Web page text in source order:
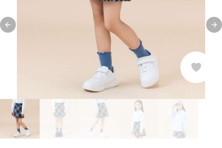
Previous slide